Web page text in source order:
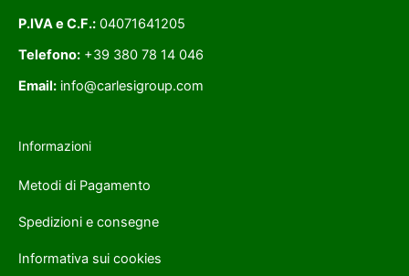
P.IVA e C.F.: 04071641205
Telefono: +39 380 78 14 046
Email: info@carlesigroup.com
Informazioni
Metodi di Pagamento
Spedizioni e consegne
Informativa sui cookies